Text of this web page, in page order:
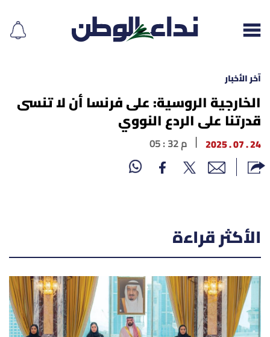
إقرأ الجريدة
لبنان
الغلاف
محليات
أسرار
متفرقات
آخر الأخبار
الخارجية الروسية: على فرنسا أن لا تنسى
قدرتنا على الردع النووي
24 . 07 . 2025 05 : 32 م
الأكثر قراءة